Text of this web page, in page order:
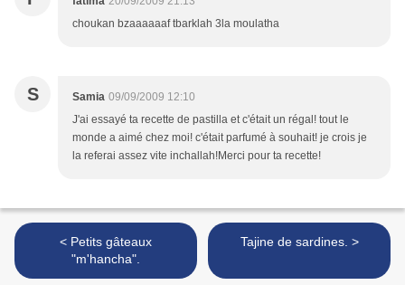
choukan bzaaaaaaf tbarklah 3la moulatha
S Samia 09/09/2009 12:10
J'ai essayé ta recette de pastilla et c'était un régal! tout le
monde a aimé chez moi! c'était parfumé à souhait! je crois je
la referai assez vite inchallah!Merci pour ta recette!
< Petits gâteaux
"m'hancha".
Tajine de sardines. >